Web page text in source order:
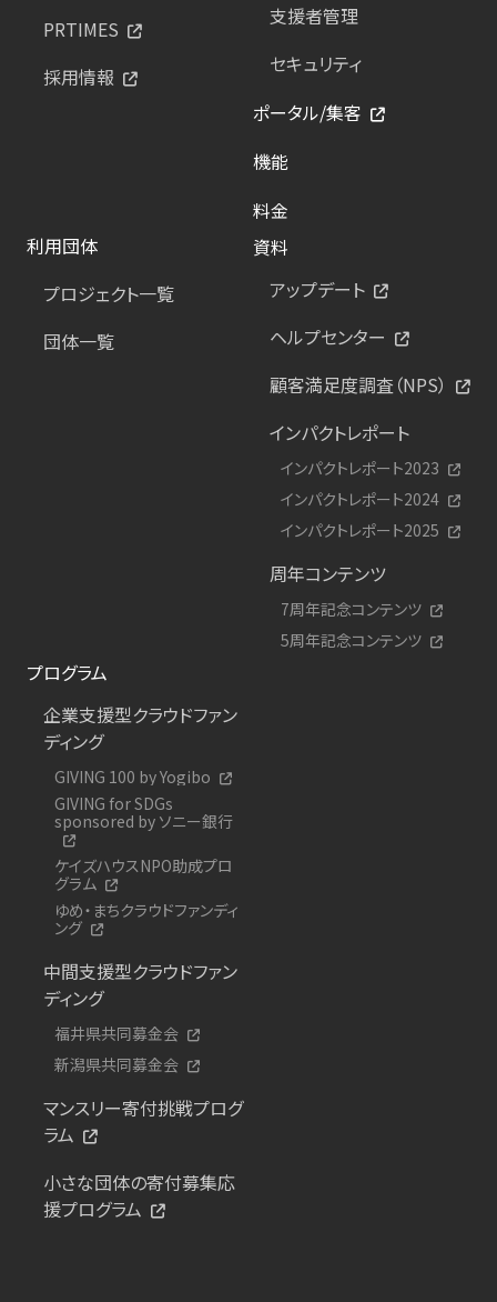
PRTIMES
採用情報
支援者管理
セキュリティ
ポータル/集客
機能
料金
利用団体
プロジェクト一覧
団体一覧
資料
アップデート
ヘルプセンター
顧客満足度調査（NPS）
インパクトレポート
インパクトレポート2023
インパクトレポート2024
インパクトレポート2025
周年コンテンツ
7周年記念コンテンツ
5周年記念コンテンツ
プログラム
企業支援型クラウドファン
ディング
GIVING 100 by Yogibo
GIVING for SDGs
sponsored by ソニー銀行
ケイズハウスNPO助成プロ
グラム
ゆめ・まちクラウドファンディ
ング
中間支援型クラウドファン
ディング
福井県共同募金会
新潟県共同募金会
マンスリー寄付挑戦プログ
ラム
小さな団体の寄付募集応
援プログラム